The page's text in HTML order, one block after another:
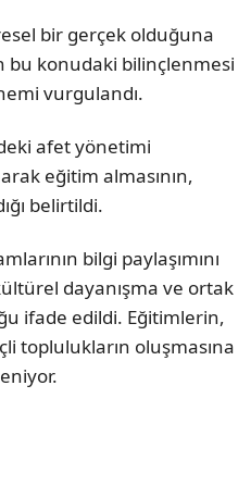
bir gerçek olduğuna
bu konudaki bilinçlenmesi
vurgulandı.
afet yönetimi
eğitim almasının,
belirtildi.
bilgi paylaşımını
dayanışma ve ortak
ifade edildi. Eğitimlerin,
toplulukların oluşmasına